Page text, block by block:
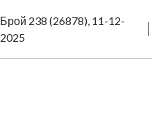
Брой 238 (26878), 11-12-
2025